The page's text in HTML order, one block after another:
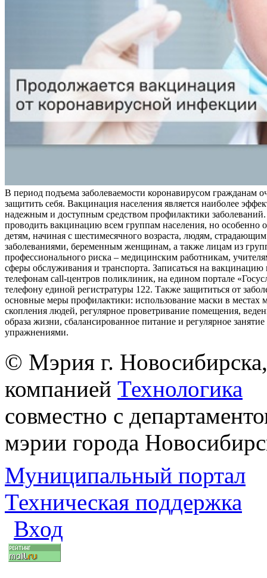
В период подъема заболеваемости коронавирусом гражданам
защитить себя. Вакцинация населения является наиболее
надежным и доступным средством профилактики заболеваний.
проводить вакцинацию всем группам населения, но особенно
детям, начиная с шестимесячного возраста, людям,
заболеваниями, беременным женщинам, а также лицам из
профессионального риска – медицинским работникам,
сферы обслуживания и транспорта. Записаться на
телефонам call-центров поликлиник, на едином портале
телефону единой регистратуры 122. Также защититься от
основные меры профилактики: использование маски в местах
скопления людей, регулярное проветривание помещения,
образа жизни, сбалансированное питание и регулярное
упражнениями.
© Мэрия г.
компанией Технологика
совместно с
мэрии города
Муниципальный портал
Техническая поддержка
Вход